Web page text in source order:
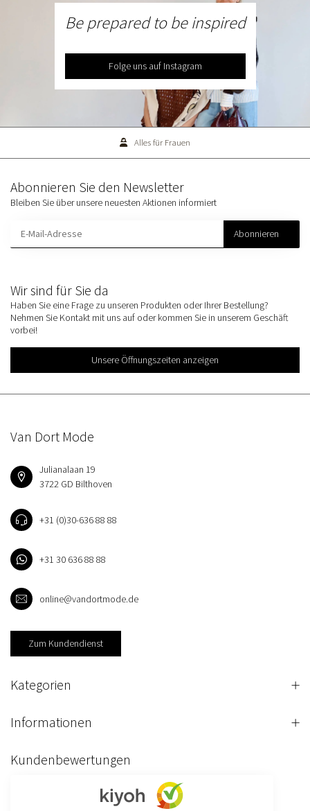
Be prepared to be inspired
Folge uns auf Instagram
Alles für Frauen
Wir sind für Sie da
Haben Sie eine Frage zu unseren Produkten oder Ihrer Bestellung?
Nehmen Sie Kontakt mit uns auf oder kommen Sie in unserem Geschäft
vorbei!
Unsere Öffnungszeiten anzeigen
Abonnieren Sie den Newsletter
Bleiben Sie über unsere neuesten Aktionen informiert
Abonnieren
Van Dort Mode
Julianalaan 19
3722 GD Bilthoven
+31 (0)30-636 88 88
+31 30 636 88 88
online@vandortmode.de
Zum Kundendienst
Kategorien
Informationen
Kundenbewertungen